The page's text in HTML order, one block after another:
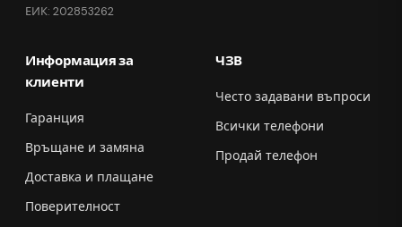
ЕИК: 202853262
Информация за
клиенти
Гаранция
Връщане и замяна
Доставка и плащане
Поверителност
ЧЗВ
Често задавани въпроси
Всички телефони
Продай телефон